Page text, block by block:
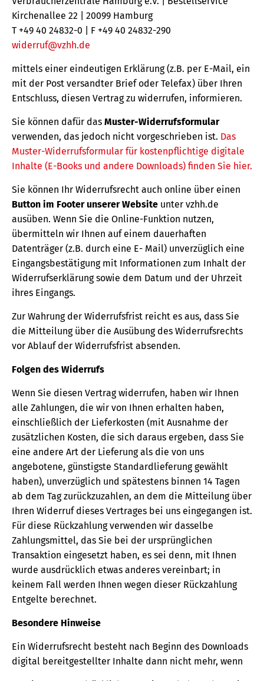
Kirchenallee 22 | 20099 Hamburg
T +49 40 24832-0 | F +49 40 24832-290
widerruf@vzhh.de
mittels einer eindeutigen Erklärung (z.B. per E-Mail, ein
mit der Post versandter Brief oder Telefax) über Ihren
Entschluss, diesen Vertrag zu widerrufen, informieren.
Sie können dafür das Muster-Widerrufsformular
verwenden, das jedoch nicht vorgeschrieben ist. Das
Muster-Widerrufsformular für kostenpflichtige digitale
Inhalte (E-Books und andere Downloads) finden Sie hier.
Sie können Ihr Widerrufsrecht auch online über einen
Button im Footer unserer Website unter vzhh.de
ausüben. Wenn Sie die Online-Funktion nutzen,
übermitteln wir Ihnen auf einem dauerhaften
Datenträger (z.B. durch eine E- Mail) unverzüglich eine
Eingangsbestätigung mit Informationen zum Inhalt der
Widerrufserklärung sowie dem Datum und der Uhrzeit
ihres Eingangs.
Zur Wahrung der Widerrufsfrist reicht es aus, dass Sie
die Mitteilung über die Ausübung des Widerrufsrechts
vor Ablauf der Widerrufsfrist absenden.
Folgen des Widerrufs
Wenn Sie diesen Vertrag widerrufen, haben wir Ihnen
alle Zahlungen, die wir von Ihnen erhalten haben,
einschließlich der Lieferkosten (mit Ausnahme der
zusätzlichen Kosten, die sich daraus ergeben, dass Sie
eine andere Art der Lieferung als die von uns
angebotene, günstigste Standardlieferung gewählt
haben), unverzüglich und spätestens binnen 14 Tagen
ab dem Tag zurückzuzahlen, an dem die Mitteilung über
Ihren Widerruf dieses Vertrages bei uns eingegangen ist.
Für diese Rückzahlung verwenden wir dasselbe
Zahlungsmittel, das Sie bei der ursprünglichen
Transaktion eingesetzt haben, es sei denn, mit Ihnen
wurde ausdrücklich etwas anderes vereinbart; in
keinem Fall werden Ihnen wegen dieser Rückzahlung
Entgelte berechnet.
Besondere Hinweise
Ein Widerrufsrecht besteht nach Beginn des Downloads
digital bereitgestellter Inhalte dann nicht mehr, wenn